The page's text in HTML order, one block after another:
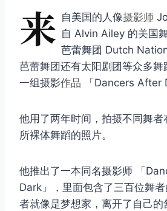
来 自美国的人像摄影师
自 Alvin Ailey 的美国
芭蕾舞团 Dutch
芭蕾舞团还有太阳剧团等众多舞
一组摄影作品 「Dancers After
他用了两年时间，拍摄不同舞者
所裸体舞蹈的照片。
他推出了一本同名摄影师 「
Dark」，里面包含了三百位舞
者就像是梦想家，离开了自己